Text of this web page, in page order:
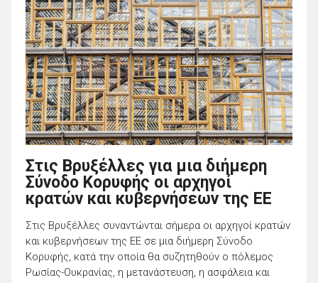
Στις Βρυξέλλες για μια διήμερη
Σύνοδο Κορυφής οι αρχηγοί
κρατών και κυβερνήσεων της ΕΕ
Στις Βρυξέλλες συναντώνται σήμερα οι αρχηγοί κρατών
και κυβερνήσεων της ΕΕ σε μια διήμερη Σύνοδο
Κορυφής, κατά την οποία θα συζητηθούν ο πόλεμος
Ρωσίας-Ουκρανίας, η μετανάστευση, η ασφάλεια και